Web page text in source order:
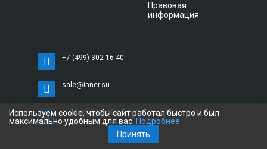
Правовая
информация
+7 (499) 302-16-40
sale@inner.su
г. Санкт-Петербург, Витебский проспект 11 С,
офис 3033
Используем cookie, чтобы сайт работал быстро и был
максимально удобным для вас. Подробнее
Принять